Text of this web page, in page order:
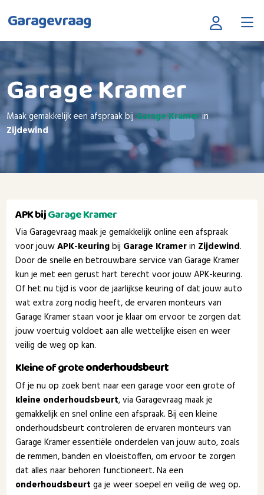
Garagevraag
Garage Kramer
Maak gemakkelijk een afspraak bijGarage Kramerin
Zijdewind
APK bijGarage Kramer
Via Garagevraag maak je gemakkelijk online een afspraak
voor jouwAPK-keuringbij Garage Kramerin Zijdewind.
Door de snelle en betrouwbare service van Garage Kramer
kun je met een gerust hart terecht voor jouw APK-keuring.
Of het nu tijd is voor de jaarlijkse keuring of dat jouw auto
wat extra zorg nodig heeft, de ervaren monteurs van
Garage Kramer staan voor je klaar om ervoor te zorgen dat
jouw voertuig voldoet aan alle wettelijke eisen en weer
veilig de weg op kan.
Kleine of groteonderhoudsbeurt
Of je nu op zoek bent naar een garage voor een grote of
kleine onderhoudsbeurt, via Garagevraag maak je
gemakkelijk en snel online een afspraak. Bij een kleine
onderhoudsbeurt controleren de ervaren monteurs van
Garage Kramer essentiële onderdelen van jouw auto, zoals
de remmen, banden en vloeistoffen, om ervoor te zorgen
dat alles naar behoren functioneert. Na een
onderhoudsbeurt ga je weer soepel en veilig de weg op.